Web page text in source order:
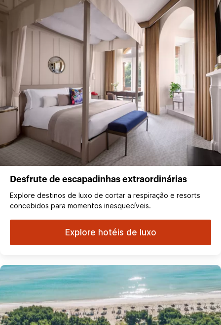
Desfrute de escapadinhas extraordinárias
Explore destinos de luxo de cortar a respiração e resorts
concebidos para momentos inesquecíveis.
Explore hotéis de luxo